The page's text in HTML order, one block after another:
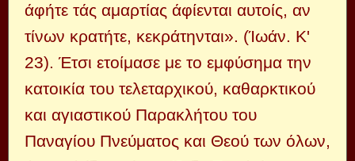
άφήτε τάς αμαρτίας άφίενται αυτοίς, αν
τίνων κρατήτε, κεκράτηνται». (Ίωάν. Κ'
23). Έτσι ετοίμασε με το εμφύσημα την
κατοικία του τελεταρχικού, καθαρκτικού
και αγιαστικού Παρακλήτου του
Παναγίου Πνεύματος και Θεού των όλων,